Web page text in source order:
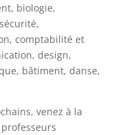
biologie,
comptabilité et
design,
bâtiment, danse,
venez à la